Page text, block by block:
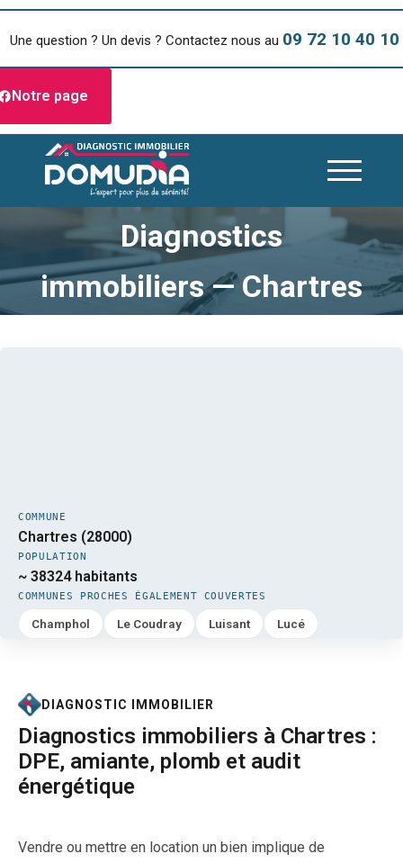
Une question ? Un devis ? Contactez nous au 09 72 10 40 10
Notre page
Diagnostics
immobiliers — Chartres
COMMUNE
Chartres (28000)
POPULATION
~ 38324 habitants
COMMUNES PROCHES ÉGALEMENT COUVERTES
Champhol Le Coudray Luisant Lucé
DIAGNOSTIC IMMOBILIER
Diagnostics immobiliers à Chartres :
DPE, amiante, plomb et audit
énergétique
Vendre ou mettre en location un bien implique de